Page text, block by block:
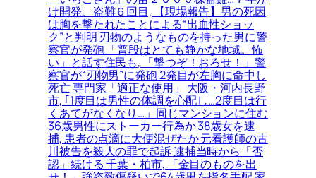
け開発、盗難６回目, 【現場報告】男の死因
は胸を撃たれたことによる“出血性ショッ
ク”と判明 刃物のようなものを持った男に警
察官が発砲 「普段はとても静かな地域。怖
い」と話す住民も, 「撃つぞ！おろせ！」警
察官が“刃物男”に発砲 2発目が左胸に命中し
死亡 専門家「適正な使用」 大阪・河内長野
市, ｢1度目は男性の体調を心配し…2度目は行
くあてがなくなり…」同じマンションに住む
36歳男性にストーカー行為か 38歳女を逮
捕, 患者の点滴に大便混ぜたか 元看護師の古
川被告を殺人の罪で起訴 逮捕当時から「否
認」続ける 千葉・柏市, 「金目のものを出